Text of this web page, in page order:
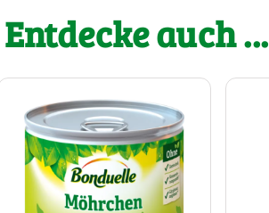
Entdecke auch ...